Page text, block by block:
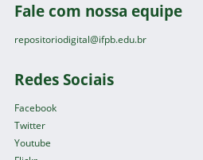
Fale com nossa equipe
repositoriodigital@ifpb.edu.br
Redes Sociais
Facebook
Twitter
Youtube